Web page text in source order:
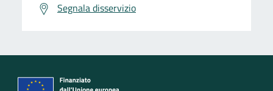
Segnala disservizio